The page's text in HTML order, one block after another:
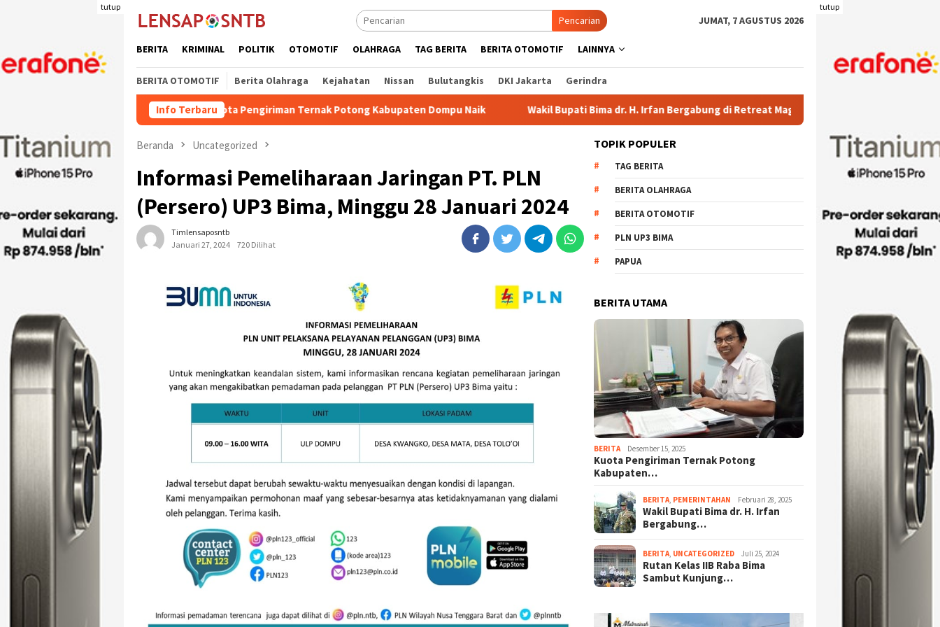
tutup tutup
Pencarian JUMAT, 7 AGUSTUS 2026
BERITA KRIMINAL POLITIK OTOMOTIF OLAHRAGA TAG BERITA BERITA OTOMOTIF LAINNYA
BERITA OTOMOTIF Berita Olahraga Kejahatan Nissan Bulutangkis DKI Jakarta Gerindra
Info Terbaru
Kuota Pengiriman Ternak Potong Kabupaten Dompu Naik Wakil Bupati Bima dr. H. Irfan Bergabung di Retreat Magelang Rutan Kelas IIB Raba Bima
Beranda Uncategorized
Informasi Pemeliharaan Jaringan PT. PLN
(Persero) UP3 Bima, Minggu 28 Januari 2024
Timlensaposntb
Januari 27, 2024
720 Dilihat
TOPIK POPULER
TAG BERITA
BERITA OLAHRAGA
BERITA OTOMOTIF
PLN UP3 BIMA
PAPUA
BERITA UTAMA
BERITA Desember 15, 2025
Kuota Pengiriman Ternak Potong
Kabupaten…
BERITA PEMERINTAHAN Februari 28, 2025
Wakil Bupati Bima dr. H. Irfan
Bergabung…
BERITA UNCATEGORIZED Juli 25, 2024
Rutan Kelas IIB Raba Bima
Sambut Kunjung…